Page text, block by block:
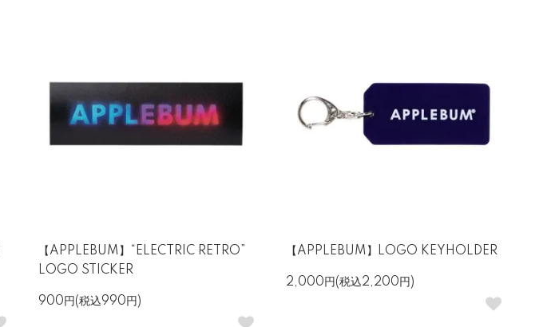
【APPLEBUM】“ELECTRIC RETRO”
LOGO STICKER
900円(税込990円)
【APPLEBUM】LOGO KEYHOLDER
2,000円(税込2,200円)